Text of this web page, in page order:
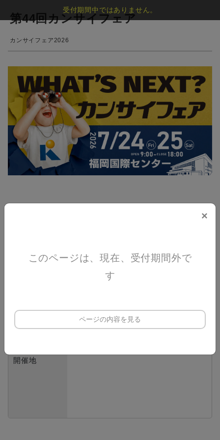
第44回カンサイフェア
カンサイフェア2026
開催日時
カレンダーに追加
Google
開催地
福岡国際センター
受付期間中ではありません。
×
このページは、現在、受付期間外で
す
ページの内容を見る